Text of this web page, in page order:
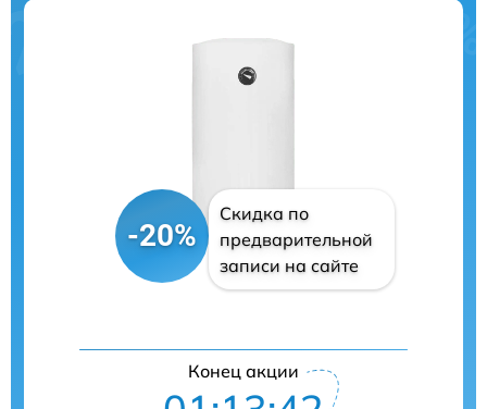
-20%
Скидка по
предварительной
записи на сайте
Конец акции